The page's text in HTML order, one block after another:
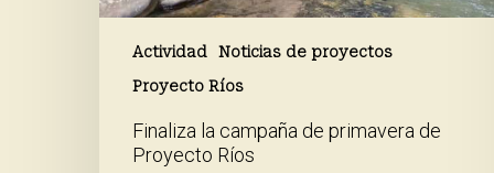
Actividad
Noticias de proyectos
Proyecto Ríos
Finaliza la campaña de primavera de
Proyecto Ríos